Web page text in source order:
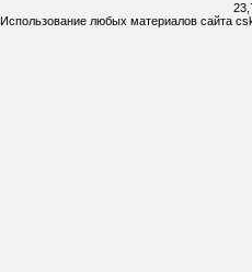
Использование любых материалов сайта